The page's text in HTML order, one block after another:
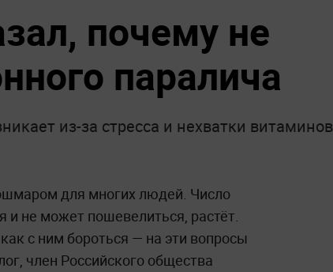
почему не
паралича
из-за стресса и нехватки витаминов
для многих людей. Число
и не может пошевелиться, растёт.
с ним бороться — на эти вопросы
член Российского общества